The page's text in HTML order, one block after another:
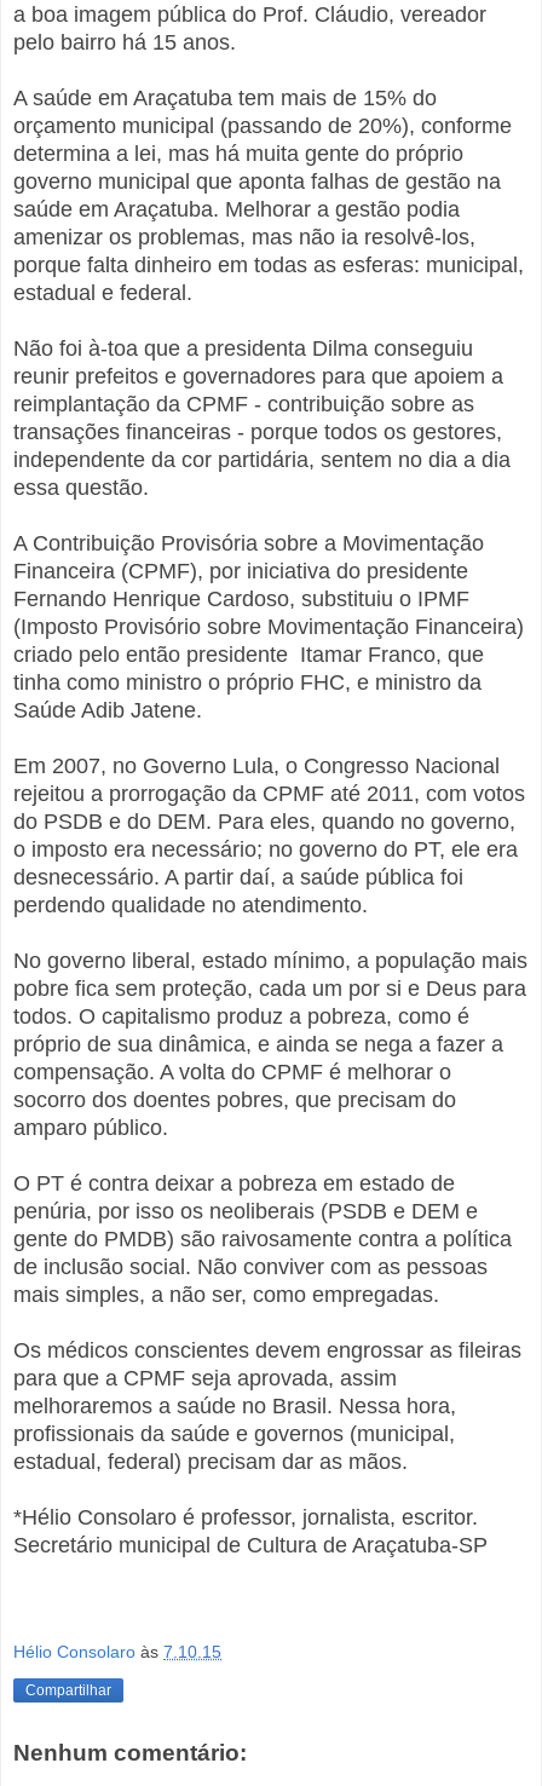
a boa imagem pública do Prof. Cláudio, vereador
pelo bairro há 15 anos.
A saúde em Araçatuba tem mais de 15% do
orçamento municipal (passando de 20%), conforme
determina a lei, mas há muita gente do próprio
governo municipal que aponta falhas de gestão na
saúde em Araçatuba. Melhorar a gestão podia
amenizar os problemas, mas não ia resolvê-los,
porque falta dinheiro em todas as esferas: municipal,
estadual e federal.
Não foi à-toa que a presidenta Dilma conseguiu
reunir prefeitos e governadores para que apoiem a
reimplantação da CPMF - contribuição sobre as
transações financeiras - porque todos os gestores,
independente da cor partidária, sentem no dia a dia
essa questão.
A Contribuição Provisória sobre a Movimentação
Financeira (CPMF), por iniciativa do presidente
Fernando Henrique Cardoso, substituiu o IPMF
(Imposto Provisório sobre Movimentação Financeira)
criado pelo então presidente Itamar Franco, que
tinha como ministro o próprio FHC, e ministro da
Saúde Adib Jatene.
Em 2007, no Governo Lula, o Congresso Nacional
rejeitou a prorrogação da CPMF até 2011, com votos
do PSDB e do DEM. Para eles, quando no governo,
o imposto era necessário; no governo do PT, ele era
desnecessário. A partir daí, a saúde pública foi
perdendo qualidade no atendimento.
No governo liberal, estado mínimo, a população mais
pobre fica sem proteção, cada um por si e Deus para
todos. O capitalismo produz a pobreza, como é
próprio de sua dinâmica, e ainda se nega a fazer a
compensação. A volta do CPMF é melhorar o
socorro dos doentes pobres, que precisam do
amparo público.
O PT é contra deixar a pobreza em estado de
penúria, por isso os neoliberais (PSDB e DEM e
gente do PMDB) são raivosamente contra a política
de inclusão social. Não conviver com as pessoas
mais simples, a não ser, como empregadas.
Os médicos conscientes devem engrossar as fileiras
para que a CPMF seja aprovada, assim
melhoraremos a saúde no Brasil. Nessa hora,
profissionais da saúde e governos (municipal,
estadual, federal) precisam dar as mãos.
*Hélio Consolaro é professor, jornalista, escritor.
Secretário municipal de Cultura de Araçatuba-SP
Hélio Consolaro às 7.10.15
Compartilhar
Nenhum comentário: